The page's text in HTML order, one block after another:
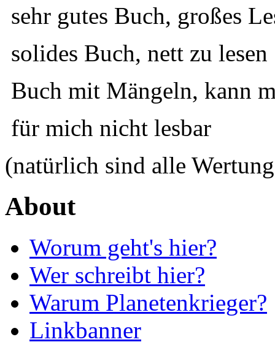
sehr gutes Buch, großes
solides Buch, nett zu lesen
Buch mit Mängeln, kann
für mich nicht lesbar
(natürlich sind alle
About
Worum geht's hier?
Wer schreibt hier?
Warum Planetenkrieger?
Linkbanner